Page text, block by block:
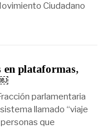
Ciudadano
en plataformas,
parlamentaria
llamado “viaje
que